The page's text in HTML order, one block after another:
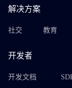
解决方案
社交 教育
开发者
开发文档